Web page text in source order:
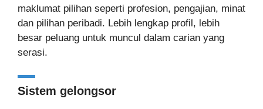
maklumat pilihan seperti profesion, pengajian, minat
dan pilihan peribadi. Lebih lengkap profil, lebih
besar peluang untuk muncul dalam carian yang
serasi.
Sistem gelongsor